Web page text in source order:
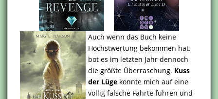
Auch wenn das Buch keine
Höchstwertung bekommen hat,
bot es im letzten Jahr dennoch
die größte Überraschung. Kuss
der Lüge konnte mich auf eine
völlig falsche Fährte führen und